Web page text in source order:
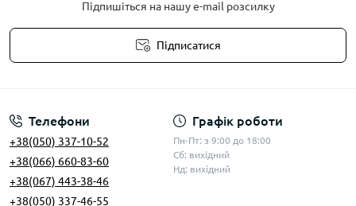
Підпишіться на нашу e-mail розсилку
Підписатися
Телефони
+38(050) 337-10-52
+38(066) 660-83-60
+38(067) 443-38-46
+38(050) 337-46-55
Графік роботи
Пн-Пт: з 9:00 до 18:00
Сб: вихідний
Нд: вихідний